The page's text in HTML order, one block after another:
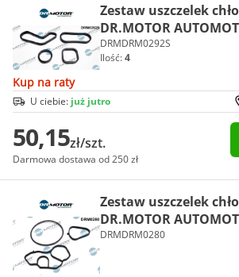
Zestaw uszczelek
DR.MOTOR
DRMDRM0292S
Ilość:4
Kup na raty
U ciebie: już jutro
50,15zł/szt.
Darmowa dostawa od 250 zł
Zestaw uszczelek
DR.MOTOR
DRMDRM0280